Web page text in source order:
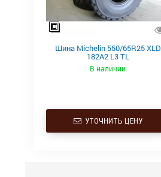
Шина Michelin 550/65R25 XLD
182A2 L3 TL
В наличии
УТОЧНИТЬ ЦЕНУ